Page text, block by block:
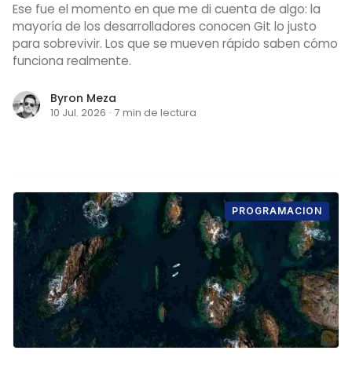
Ese fue el momento en que me di cuenta de algo: la
mayoría de los desarrolladores conocen Git lo justo
para sobrevivir. Los que se mueven rápido saben cómo
funciona realmente.
Byron Meza
10 Jul. 2026 · 7 min de lectura
PROGRAMACION